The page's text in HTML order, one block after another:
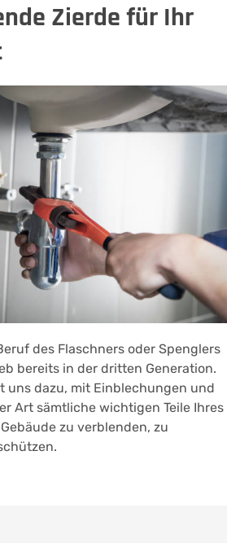
Zierde für Ihr
des Flaschners oder Spenglers
bereits in der dritten Generation.
uns dazu, mit Einblechungen und
Art sämtliche wichtigen Teile Ihres
zu verblenden, zu